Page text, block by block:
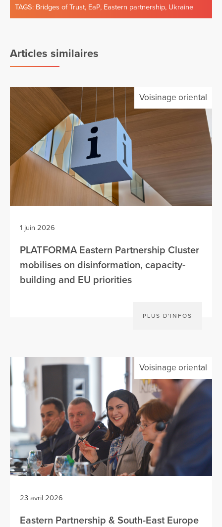
TAGS: Bridges of Trust, EaP, Eastern partnership, Ukraine
Articles similaires
Voisinage oriental
1 juin 2026
PLATFORMA Eastern Partnership Cluster
mobilises on disinformation, capacity-
building and EU priorities
PLUS D'INFOS
Voisinage oriental
23 avril 2026
Eastern Partnership & South-East Europe